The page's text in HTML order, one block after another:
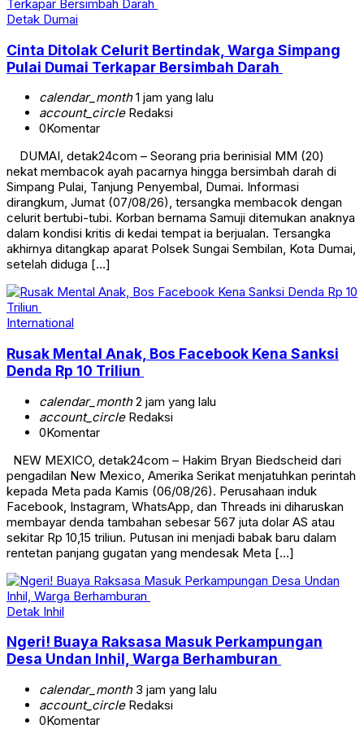
Detak Dumai
Cinta Ditolak Celurit Bertindak, Warga Simpang
Pulai Dumai Terkapar Bersimbah Darah
calendar_month1 jam yang lalu
account_circleRedaksi
0Komentar
DUMAI, detak24com – Seorang pria berinisial MM (20)
nekat membacok ayah pacarnya hingga bersimbah darah di
Simpang Pulai, Tanjung Penyembal, Dumai. Informasi
dirangkum, Jumat (07/08/26), tersangka membacok dengan
celurit bertubi-tubi. Korban bernama Samuji ditemukan anaknya
dalam kondisi kritis di kedai tempat ia berjualan. Tersangka
akhirnya ditangkap aparat Polsek Sungai Sembilan, Kota Dumai,
setelah diduga […]
International
Rusak Mental Anak, Bos Facebook Kena Sanksi
Denda Rp 10 Triliun
calendar_month2 jam yang lalu
account_circleRedaksi
0Komentar
NEW MEXICO, detak24com – Hakim Bryan Biedscheid dari
pengadilan New Mexico, Amerika Serikat menjatuhkan perintah
kepada Meta pada Kamis (06/08/26). Perusahaan induk
Facebook, Instagram, WhatsApp, dan Threads ini diharuskan
membayar denda tambahan sebesar 567 juta dolar AS atau
sekitar Rp 10,15 triliun. Putusan ini menjadi babak baru dalam
rentetan panjang gugatan yang mendesak Meta […]
Detak Inhil
Ngeri! Buaya Raksasa Masuk Perkampungan
Desa Undan Inhil, Warga Berhamburan
calendar_month3 jam yang lalu
account_circleRedaksi
0Komentar